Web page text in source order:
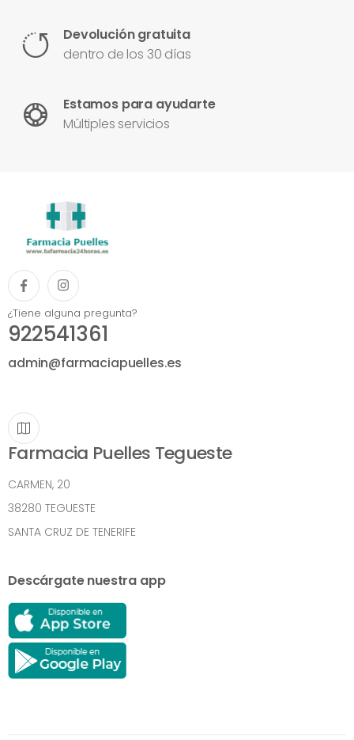
Devolución gratuita
dentro de los 30 días
Estamos para ayudarte
Múltiples servicios
¿Tiene alguna pregunta?
922541361
admin@farmaciapuelles.es
Farmacia Puelles Tegueste
CARMEN, 20
38280 TEGUESTE
SANTA CRUZ DE TENERIFE
Descárgate nuestra app